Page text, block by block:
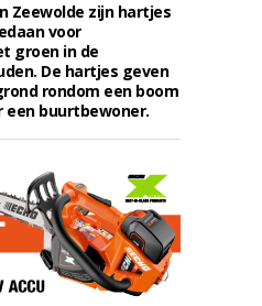
Zeewolde zijn hartjes
voor
groen in de
De hartjes geven
rondom een boom
een buurtbewoner.